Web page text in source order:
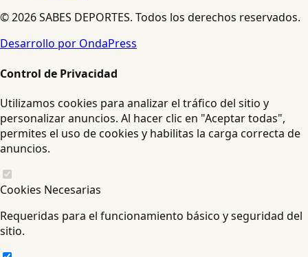
© 2026 SABES DEPORTES. Todos los derechos reservados.
Desarrollo por OndaPress
Control de Privacidad
Utilizamos cookies para analizar el tráfico del sitio y
personalizar anuncios. Al hacer clic en "Aceptar todas",
permites el uso de cookies y habilitas la carga correcta de
anuncios.
Cookies Necesarias
Requeridas para el funcionamiento básico y seguridad del
sitio.